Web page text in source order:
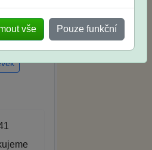
vše Pouze funkční